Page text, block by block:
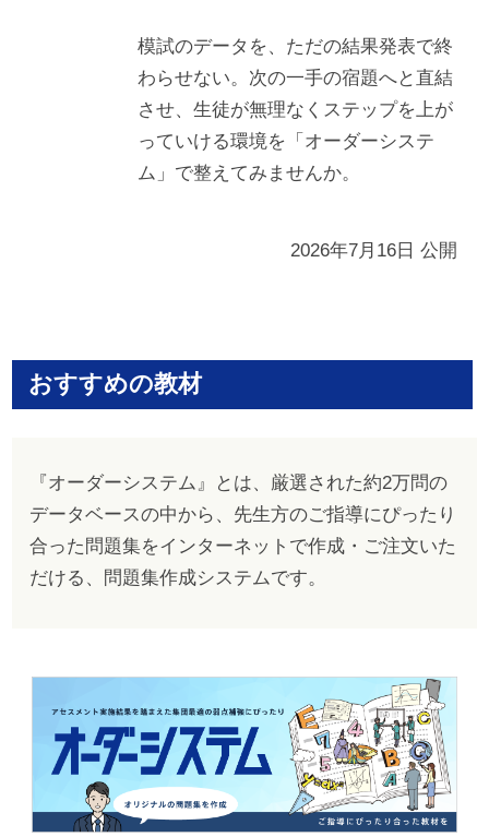
模試のデータを、ただの結果発表で終
わらせない。次の一手の宿題へと直結
させ、生徒が無理なくステップを上が
っていける環境を「オーダーシステ
ム」で整えてみませんか。
2026年7月16日 公開
おすすめの教材
『オーダーシステム』とは、厳選された約2万問の
データベースの中から、先生方のご指導にぴったり
合った問題集をインターネットで作成・ご注文いた
だける、問題集作成システムです。